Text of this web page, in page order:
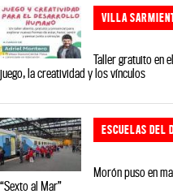
VILLA
Taller gratuito en
juego, la creatividad y los vínculos
ESCUELAS DEL
Morón puso en
“Sexto al Mar”